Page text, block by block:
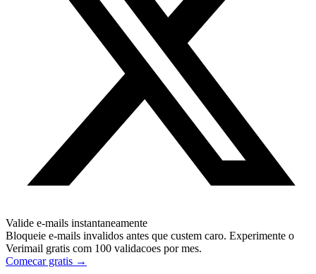
Valide e-mails instantaneamente
Bloqueie e-mails invalidos antes que custem caro. Experimente o
Verimail gratis com 100 validacoes por mes.
Comecar gratis →